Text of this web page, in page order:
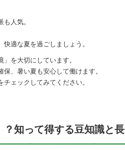
人気。
適な夏を過ごしましょう。
を大切にしています。
、暑い夏も安心して働けます。
ェックしてみてください。
知って得する豆知識と